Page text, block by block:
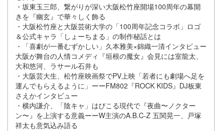
・坂東玉三郎、繋がりが深い大阪松竹座開場100周年の幕開
きを『幽玄』で華々しく飾る
・大阪松竹座と大阪芸術大学の「100周年記念コラボ」ロゴ
＆公式キャラ「しょーちまる」の制作秘話とは
・「喜劇が一番むずかしい」久本雅美×錦織一清インタビュー
大阪が舞台の人情コメディ『垣根の魔女』会見には室龍太、
大和悠河、ラサール石井も
・大阪芸大生、松竹座映画祭でPV上映「若者にも劇場へ足を
運んでもらえるように」ーーFM802『ROCK KIDS』DJ板東
さえかインタビュー
・横内謙介、「陰キャ」はびこる現代で『夜曲〜ノクター
ン〜』を上演する意義ーーW主演のA.B.C-Z 五関晃一、戸塚
祥太も意気込み語る